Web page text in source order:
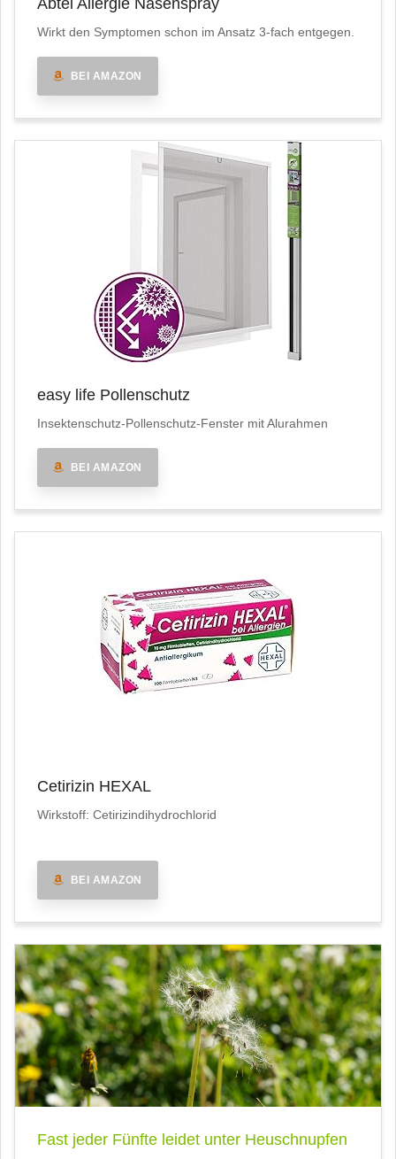
Abtei Allergie Nasenspray
Wirkt den Symptomen schon im Ansatz 3-fach entgegen.
BEI AMAZON
easy life Pollenschutz
Insektenschutz-Pollenschutz-Fenster mit Alurahmen
BEI AMAZON
Cetirizin HEXAL
Wirkstoff: Cetirizindihydrochlorid
BEI AMAZON
Fast jeder Fünfte leidet unter Heuschnupfen